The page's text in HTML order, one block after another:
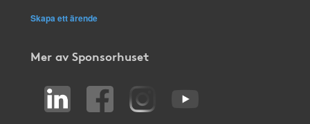
Skapa ett ärende
Mer av Sponsorhuset